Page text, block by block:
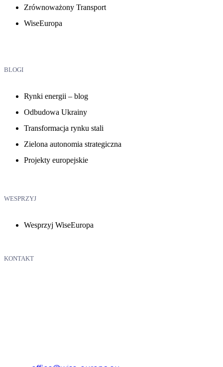
Zrównoważony Transport
WiseEuropa
BLOGI
Rynki energii – blog
Odbudowa Ukrainy
Transformacja rynku stali
Zielona autonomia strategiczna
Projekty europejskie
WESPRZYJ
Wesprzyj WiseEuropa
KONTAKT